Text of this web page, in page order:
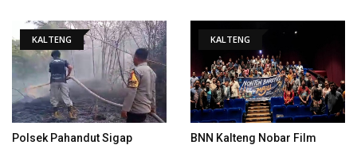
KALTENG
Polsek Pahandut Sigap
KALTENG
BNN Kalteng Nobar Film